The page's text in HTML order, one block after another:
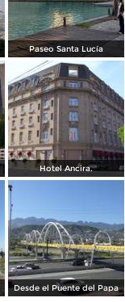
Paseo Santa Lucía
Hotel Ancira.
Desde el Puente del Papa